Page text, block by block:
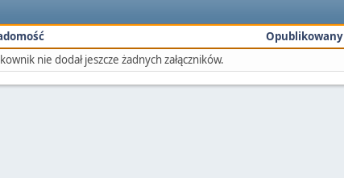
Opublikowany
nie dodał jeszcze żadnych załączników.